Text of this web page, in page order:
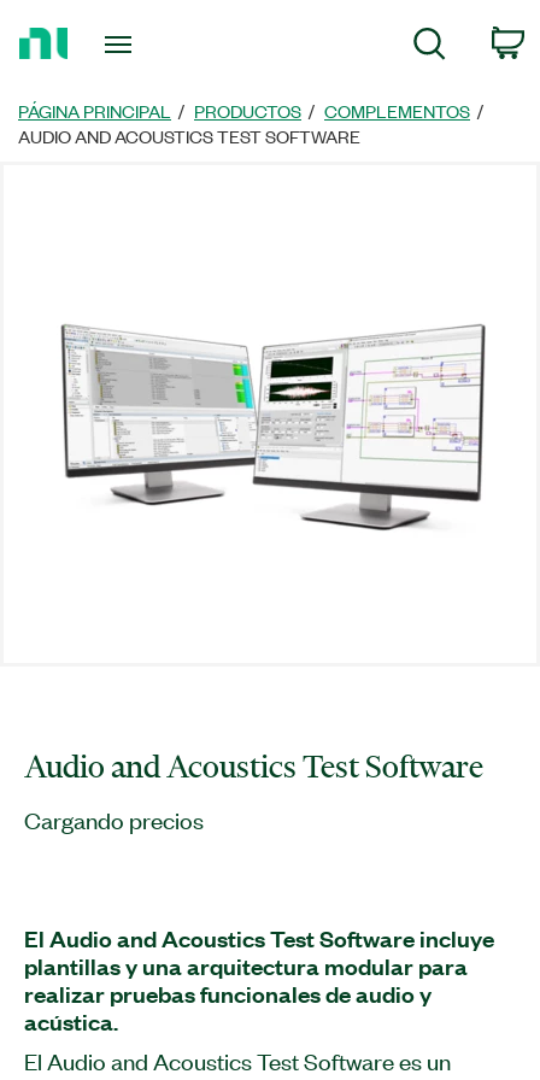
página
principal
Búsqueda
PÁGINA PRINCIPAL PRODUCTOS
COMPLEMENTOS
AUDIO AND ACOUSTICS TEST SOFTWARE
Audio and Acoustics Test Software
Cargando precios
El Audio and Acoustics Test Software incluye
plantillas y una arquitectura modular para
realizar pruebas funcionales de audio y
acústica.
El Audio and Acoustics Test Software es un